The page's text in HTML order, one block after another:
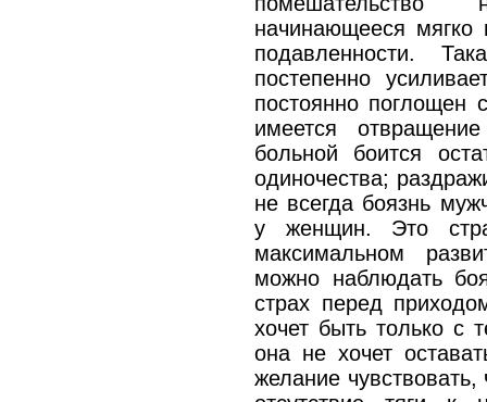
начинающееся мягко
подавленности.
постепенно
постоянно поглощен
имеется
больной боится
одиночества;
не всегда боязнь
у женщин. Это
максимальном
можно наблюдать
страх перед
хочет быть только с
она не хочет
желание